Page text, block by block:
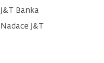
J&T Banka
Nadace J&T